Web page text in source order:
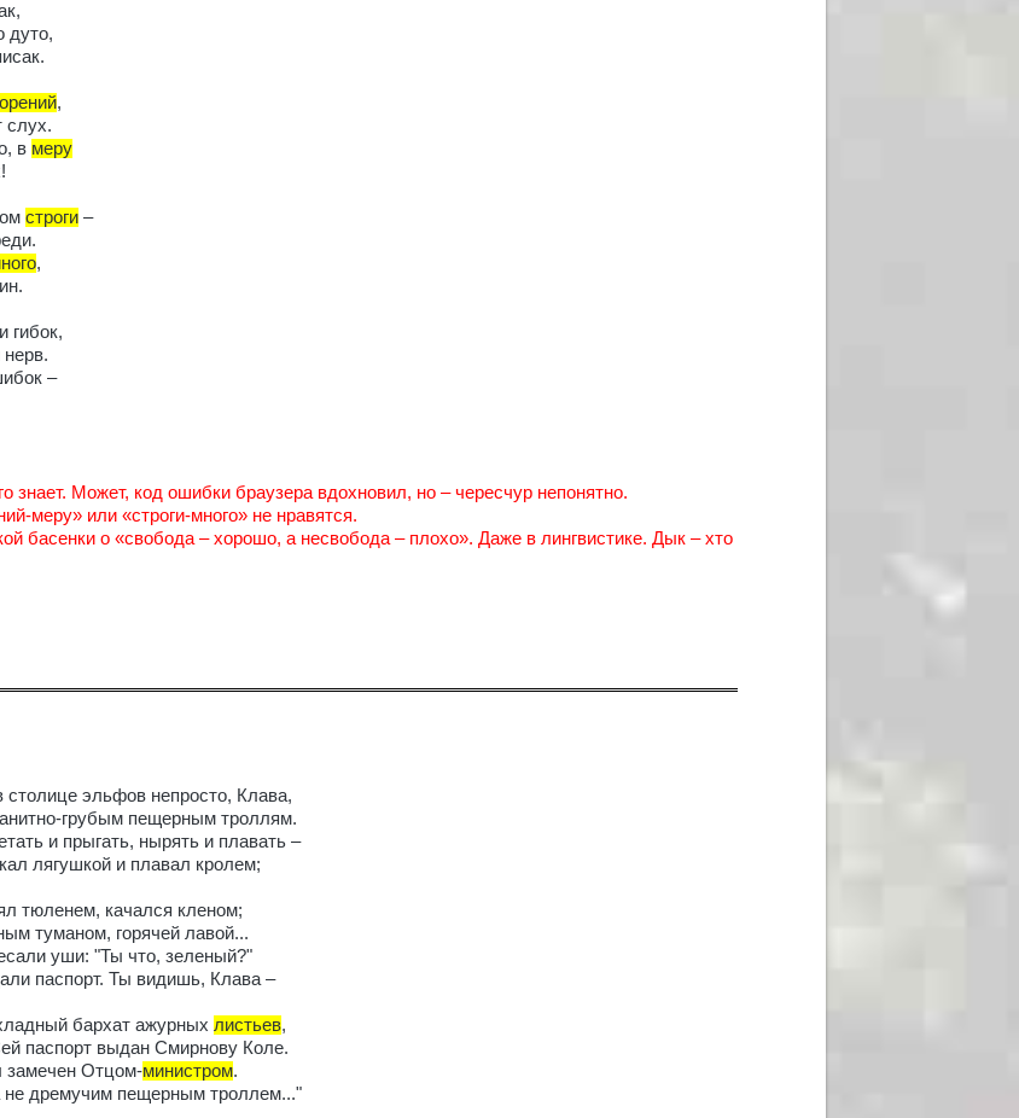
дуто,
,
слух.
в меру
строги –
,
гибок,
–
знает. Может, код ошибки браузера вдохновил, но – чересчур непонятно.
меру» или «строги-много» не нравятся.
басенки о «свобода – хорошо, а несвобода – плохо». Даже в лингвистике. Дык – хто
столице эльфов непросто, Клава,
грубым пещерным троллям.
и прыгать, нырять и плавать –
лягушкой и плавал кролем;
тюленем, качался кленом;
туманом, горячей лавой...
уши: "Ты что, зеленый?"
паспорт. Ты видишь, Клава –
бархат ажурных листьев,
паспорт выдан Смирнову Коле.
замечен Отцом-министром.
дремучим пещерным троллем..."